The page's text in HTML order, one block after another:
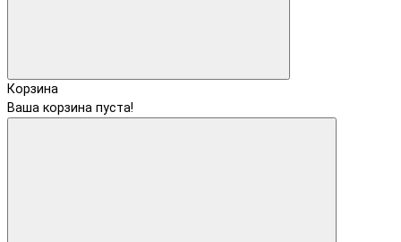
Корзина
Ваша корзина пуста!